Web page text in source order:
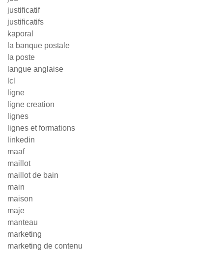
justificatif
justificatifs
kaporal
la banque postale
la poste
langue anglaise
lcl
ligne
ligne creation
lignes
lignes et formations
linkedin
maaf
maillot
maillot de bain
main
maison
maje
manteau
marketing
marketing de contenu